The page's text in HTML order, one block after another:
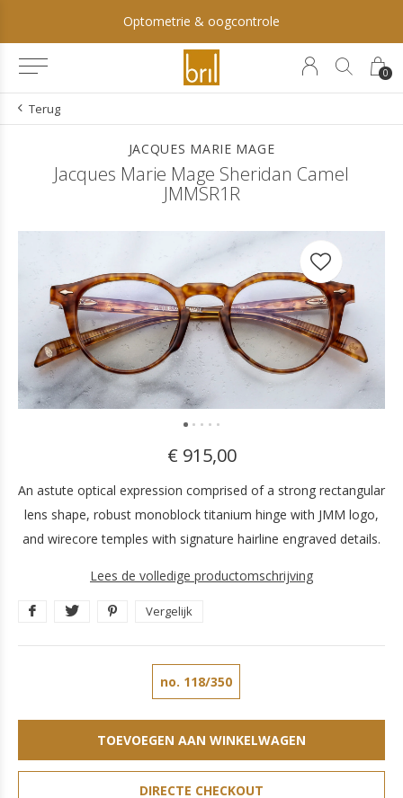
0
Optometrie & oogcontrole
Terug
JACQUES MARIE MAGE
Jacques Marie Mage Sheridan Camel
JMMSR1R
€ 915,00
An astute optical expression comprised of a strong rectangular
lens shape, robust monoblock titanium hinge with JMM logo,
and wirecore temples with signature hairline engraved details.
Lees de volledige productomschrijving
Vergelijk
no. 118/350
TOEVOEGEN AAN WINKELWAGEN
DIRECTE CHECKOUT